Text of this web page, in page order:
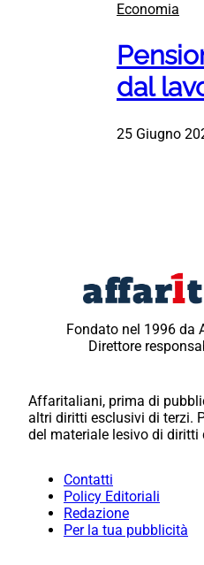
Economia
dal
25 Giugno
Fondato nel 1996 da
Direttore
Affaritaliani, prima di
altri diritti esclusivi di terzi.
del materiale lesivo di diritti
Contatti
Policy Editoriali
Redazione
Per la tua pubblicità